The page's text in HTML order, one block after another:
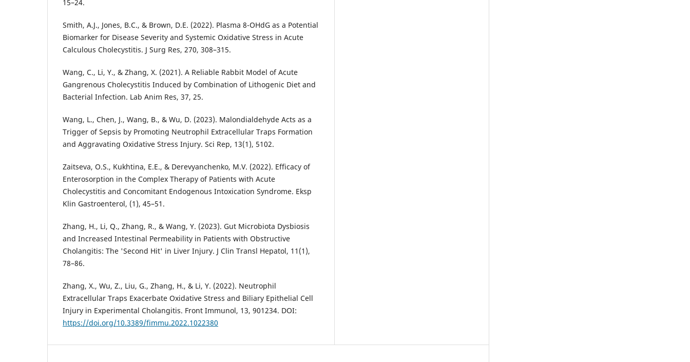
15–24.
Smith, A.J., Jones, B.C., & Brown, D.E. (2022). Plasma 8-OHdG as a Potential
Biomarker for Disease Severity and Systemic Oxidative Stress in Acute
Calculous Cholecystitis. J Surg Res, 270, 308–315.
Wang, C., Li, Y., & Zhang, X. (2021). A Reliable Rabbit Model of Acute
Gangrenous Cholecystitis Induced by Combination of Lithogenic Diet and
Bacterial Infection. Lab Anim Res, 37, 25.
Wang, L., Chen, J., Wang, B., & Wu, D. (2023). Malondialdehyde Acts as a
Trigger of Sepsis by Promoting Neutrophil Extracellular Traps Formation
and Aggravating Oxidative Stress Injury. Sci Rep, 13(1), 5102.
Zaitseva, O.S., Kukhtina, E.E., & Derevyanchenko, M.V. (2022). Efficacy of
Enterosorption in the Complex Therapy of Patients with Acute
Cholecystitis and Concomitant Endogenous Intoxication Syndrome. Eksp
Klin Gastroenterol, (1), 45–51.
Zhang, H., Li, Q., Zhang, R., & Wang, Y. (2023). Gut Microbiota Dysbiosis
and Increased Intestinal Permeability in Patients with Obstructive
Cholangitis: The 'Second Hit' in Liver Injury. J Clin Transl Hepatol, 11(1),
78–86.
Zhang, X., Wu, Z., Liu, G., Zhang, H., & Li, Y. (2022). Neutrophil
Extracellular Traps Exacerbate Oxidative Stress and Biliary Epithelial Cell
Injury in Experimental Cholangitis. Front Immunol, 13, 901234. DOI:
https://doi.org/10.3389/fimmu.2022.1022380